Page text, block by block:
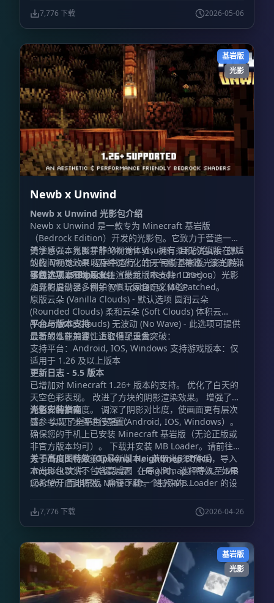
PTGI 的迭代升级上。
是，运行它并不强制要求
玩家必须拥有 RTX 系列显卡。
项目名称中的 “PTGI” 全称为 “Path Traced Global
招牌特性，同时还涵盖了基于路径追踪的反射效果。
7,776 下载 2026-05-06
基岩版
光影
Newb x Unwind
Newb x Unwind 光影包介绍
Newb x Unwind 是一款专为 Minecraft 基岩版
（Bedrock Edition）开发的光影包。它致力于营造一种
美学感强、氛围宁静的视觉体验，拥有柔和的色调、舒适
的夜间视觉效果以及经过优化的天气粒子特效。该光影兼
容版本 1.21.21 及以上（最新版本支持 1.26+）。
请注意，本光影并非 Vibrant Visuals，且无法直接在默
认的 Minecraft 程序中运行。由于目前基岩版光影的特
殊性，您需要使用支持渲染龙（Render Dragon）光影
加载的启动器，例如 MB Loader 或 MC Patched。
子包选项 (Subpacks)
本光影提供了多种子包供玩家自定义体验：
原版云朵 (Vanilla Clouds) - 默认选项 圆润云朵
(Rounded Clouds) 柔和云朵 (Soft Clouds) 体积云
(Volumetric Clouds) 无波动 (No Wave) - 此选项可提供
显著的性能加速，适合低配设备。
平台与版本支持
最新版本在兼容性上取得了重大突破：
支持平台：Android, IOS, Windows 支持游戏版本：仅
适用于 1.26 及以上版本
更新日志 - 5.5 版本
已增加对 Minecraft 1.26+ 版本的支持。 优化了白天的
天空色彩表现。 改进了方块的阴影渲染效果。 增强了光
源色彩的准确度。 调深了阴影对比度，使画面更有层次
感。 实现了全平台支持（Android, IOS, Windows）。
光影安装指南
请参考以下步骤进行配置：
确保您的手机上已安装 Minecraft 基岩版（无论正版或
非官方版本均可）。 下载并安装 MB Loader。请前往官
方 GitHub 仓库获取最新版本。 获取光影文件后，导入
.mcpack 文件。 关键步骤：在导入时，选择导入至 MB
Loader，而非原版 Minecraft。 进入 MB Loader 的设
(Autofix)”开关。 完成设置后，通过 MB Loader 启动游
戏即可体验光影效果。
关于高度图特效 (Optional Heightmap Effect)
本光影包默认不包含高度图（Heightmap）特效。如果
您希望开启此特效，需要下载一个特殊的
图功能。获取方式请前往作者的 Discord 频道。
7,776 下载 2026-04-26
基岩版
光影